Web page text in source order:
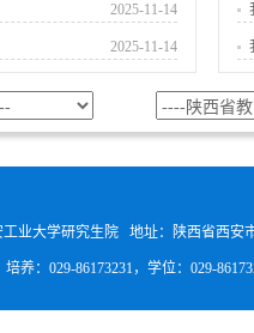
2025-11-14
2025-11-14
业大学研究生院 地址：陕西省西安
养：029-86173231，学位：029-